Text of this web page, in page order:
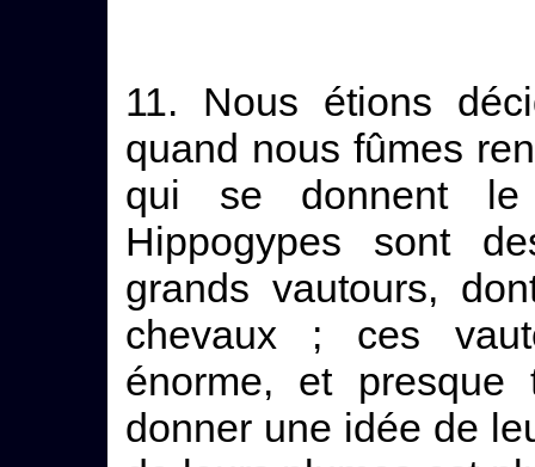
11. Nous étions
quand nous fûmes
qui se donnent le
Hippogypes sont
grands vautours,
chevaux ; ces
énorme, et
donner une idée de